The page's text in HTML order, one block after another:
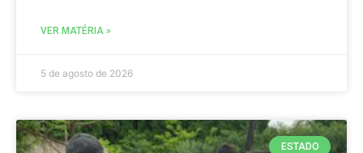
VER MATÉRIA »
5 de agosto de 2026
ESTADO